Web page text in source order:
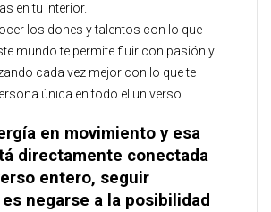
en tu interior.
los dones y talentos con lo que
mundo te permite fluir con pasión y
cada vez mejor con lo que te
única en todo el universo.
en movimiento y esa
directamente conectada
entero, seguir
negarse a la posibilidad